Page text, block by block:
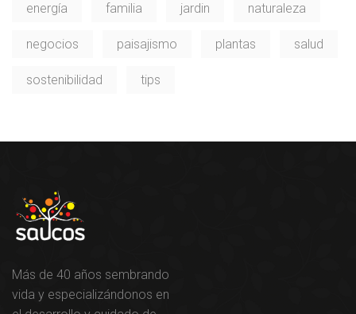
energía familia jardin naturaleza
negocios paisajismo plantas salud
sostenibilidad tips
Más de 40 años sembrando
vida y especializándonos en